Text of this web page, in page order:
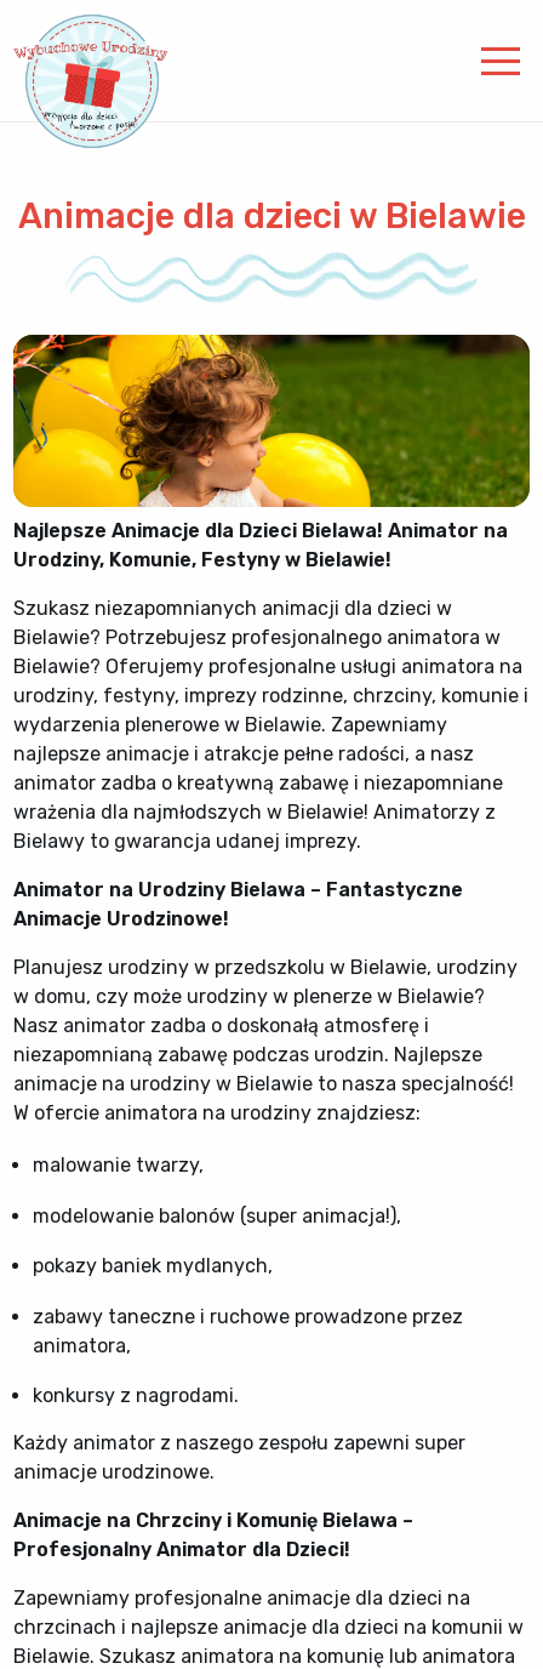
Animacje dla dzieci w Bielawie
Najlepsze Animacje dla Dzieci Bielawa! Animator na
Urodziny, Komunie, Festyny w Bielawie!
Szukasz niezapomnianych animacji dla dzieci w
Bielawie? Potrzebujesz profesjonalnego animatora w
Bielawie? Oferujemy profesjonalne usługi animatora na
urodziny, festyny, imprezy rodzinne, chrzciny, komunie i
wydarzenia plenerowe w Bielawie. Zapewniamy
najlepsze animacje i atrakcje pełne radości, a nasz
animator zadba o kreatywną zabawę i niezapomniane
wrażenia dla najmłodszych w Bielawie! Animatorzy z
Bielawy to gwarancja udanej imprezy.
Animator na Urodziny Bielawa – Fantastyczne
Animacje Urodzinowe!
Planujesz urodziny w przedszkolu w Bielawie, urodziny
w domu, czy może urodziny w plenerze w Bielawie?
Nasz animator zadba o doskonałą atmosferę i
niezapomnianą zabawę podczas urodzin. Najlepsze
animacje na urodziny w Bielawie to nasza specjalność!
W ofercie animatora na urodziny znajdziesz:
malowanie twarzy,
modelowanie balonów (super animacja!),
pokazy baniek mydlanych,
zabawy taneczne i ruchowe prowadzone przez
animatora,
konkursy z nagrodami.
Każdy animator z naszego zespołu zapewni super
animacje urodzinowe.
Animacje na Chrzciny i Komunię Bielawa –
Profesjonalny Animator dla Dzieci!
Zapewniamy profesjonalne animacje dla dzieci na
chrzcinach i najlepsze animacje dla dzieci na komunii w
Bielawie. Szukasz animatora na komunię lub animatora